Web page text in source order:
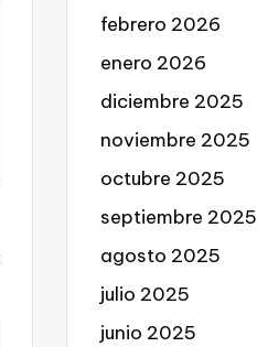
febrero 2026
enero 2026
diciembre 2025
noviembre 2025
octubre 2025
septiembre 2025
agosto 2025
julio 2025
junio 2025